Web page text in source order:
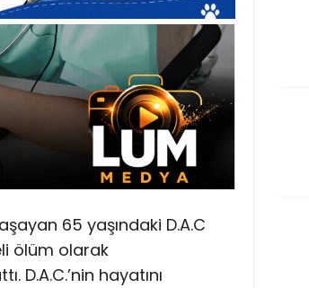
65 yaşındaki D.A.C
ölüm olarak
hayatını